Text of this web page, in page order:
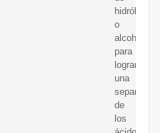
hidrólisis
o
alcohólisis
para
lograr
una
separación
de
los